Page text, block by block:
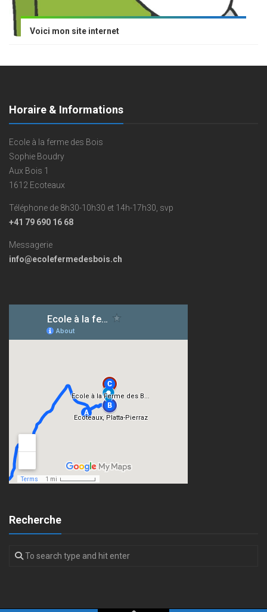
Voici mon site internet
Horaire & Informations
Ecole à la ferme des Bois
Sophie Boudry
Aux Bois 1
1612 Ecoteaux
Téléphone de 8h30-10h30 et 14h-17h30, svp
+41 79 690 16 68
Messagerie
info@ecolefermedesbois.ch
Recherche